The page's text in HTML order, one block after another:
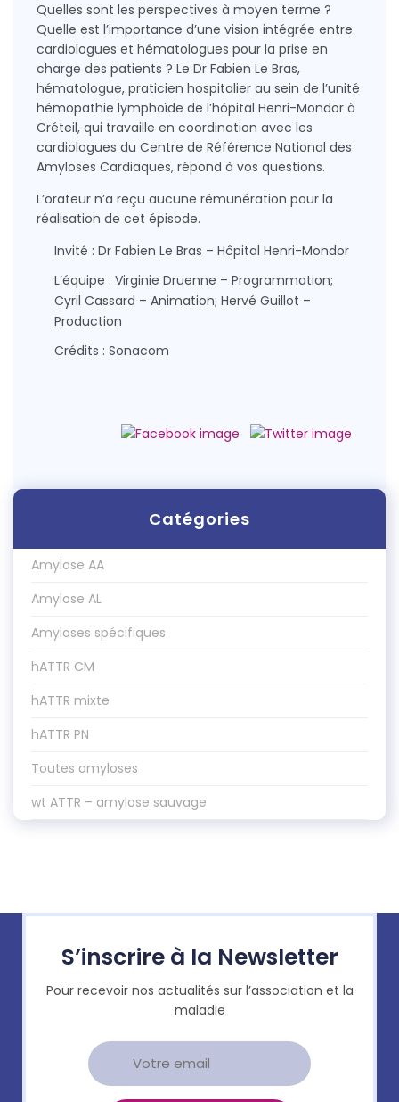
Quelles sont les perspectives à moyen terme ?
Quelle est l’importance d’une vision intégrée entre
cardiologues et hématologues pour la prise en
charge des patients ? Le Dr Fabien Le Bras,
hématologue, praticien hospitalier au sein de l’unité
hémopathie lymphoïde de l’hôpital Henri-Mondor à
Créteil, qui travaille en coordination avec les
cardiologues du Centre de Référence National des
Amyloses Cardiaques, répond à vos questions.
L’orateur n’a reçu aucune rémunération pour la
réalisation de cet épisode.
Invité : Dr Fabien Le Bras – Hôpital Henri-Mondor
L’équipe : Virginie Druenne – Programmation;
Cyril Cassard – Animation; Hervé Guillot –
Production
Crédits : Sonacom
Catégories
Amylose AA
Amylose AL
Amyloses spécifiques
hATTR CM
hATTR mixte
hATTR PN
Toutes amyloses
wt ATTR – amylose sauvage
S’inscrire à la Newsletter
Pour recevoir nos actualités sur l’association et la
maladie